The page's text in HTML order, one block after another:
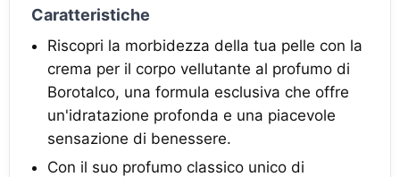
Caratteristiche
Riscopri la morbidezza della tua pelle con la
crema per il corpo vellutante al profumo di
Borotalco, una formula esclusiva che offre
un'idratazione profonda e una piacevole
sensazione di benessere.
Con il suo profumo classico unico di